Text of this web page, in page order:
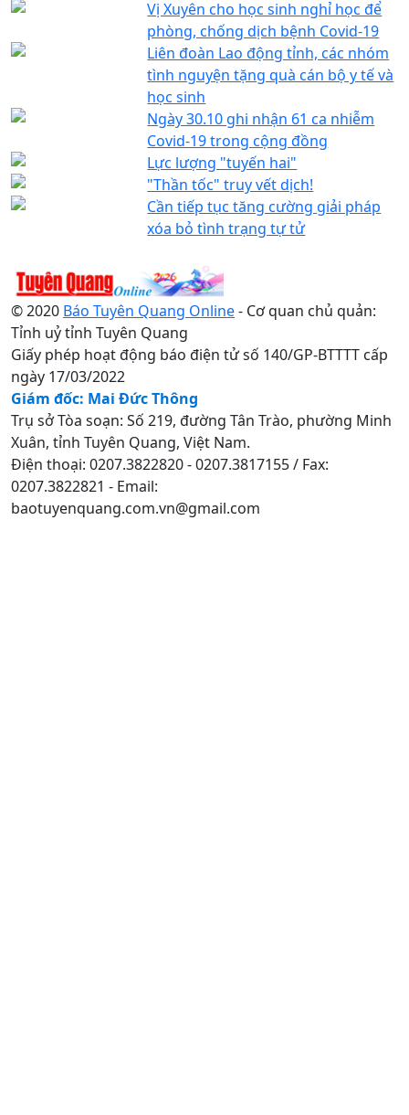
Vị Xuyên cho học sinh nghỉ học để
phòng, chống dịch bệnh Covid-19
Liên đoàn Lao động tỉnh, các nhóm
tình nguyện tặng quà cán bộ y tế và
học sinh
Ngày 30.10 ghi nhận 61 ca nhiễm
Covid-19 trong cộng đồng
Lực lượng "tuyến hai"
"Thần tốc" truy vết dịch!
Cần tiếp tục tăng cường giải pháp
xóa bỏ tình trạng tự tử
© 2020 Báo Tuyên Quang Online- Cơ quan chủ quản:
Tỉnh uỷ tỉnh Tuyên Quang
Giấy phép hoạt động báo điện tử số 140/GP-BTTTT cấp
ngày 17/03/2022
Giám đốc: Mai Đức Thông
Trụ sở Tòa soạn: Số 219, đường Tân Trào, phường Minh
Xuân, tỉnh Tuyên Quang, Việt Nam.
Điện thoại: 0207.3822820 - 0207.3817155 / Fax:
0207.3822821 - Email:
baotuyenquang.com.vn@gmail.com